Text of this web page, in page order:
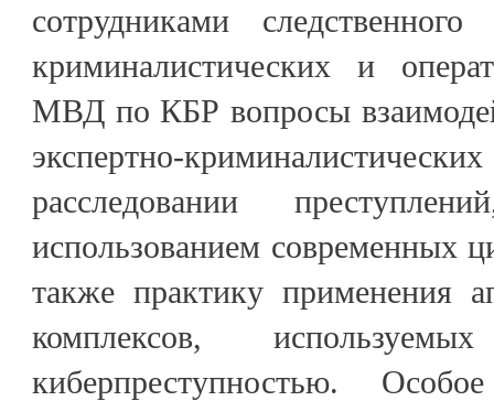
сотрудниками
криминалистических и
МВД по КБР вопросы
экспертно-
расследовании
использованием современных
также практику применения
комплексов,
киберпреступностью.